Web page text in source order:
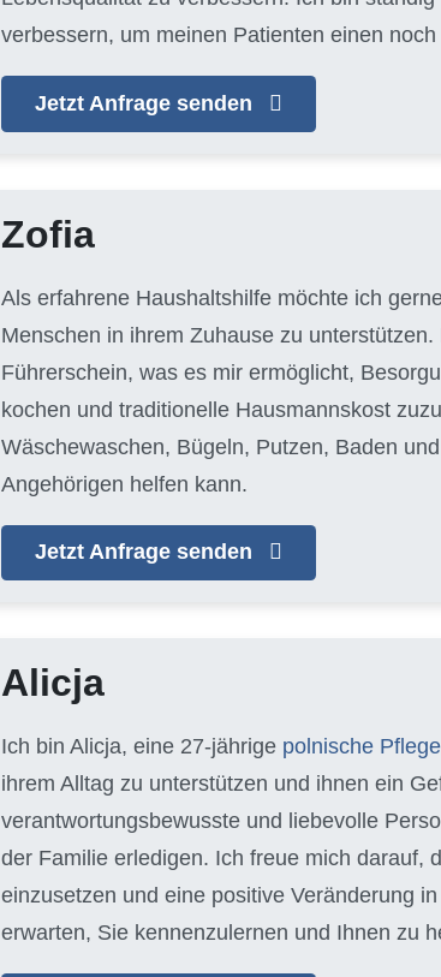
verbessern, um meinen Patienten einen
Jetzt Anfrage senden
Zofia
Als erfahrene Haushaltshilfe möchte ich
Menschen in ihrem Zuhause zu
Führerschein, was es mir ermöglicht,
kochen und traditionelle Hausmannskost
Wäschewaschen, Bügeln, Putzen, Baden
Angehörigen helfen kann.
Jetzt Anfrage senden
Alicja
Ich bin Alicja, eine 27-jährige polnische
ihrem Alltag zu unterstützen und ihnen ein
verantwortungsbewusste und liebevolle
der Familie erledigen. Ich freue mich darauf,
einzusetzen und eine positive Veränderung
erwarten, Sie kennenzulernen und Ihnen zu